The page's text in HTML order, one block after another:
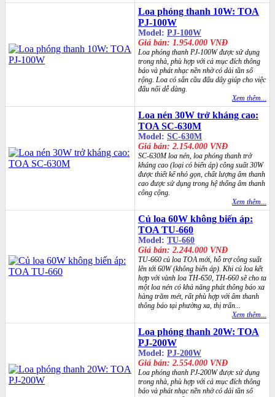
Loa phóng thanh 10W: TOA
PJ-100W
Model: PJ-100W
Giá bán: 1.954.000 VNĐ
Loa phóng thanh PJ-100W được sử dụng
trong nhà, phù hợp với cả mục đích thông
báo và phát nhạc nền nhờ có dải tần số
rộng. Loa có sẵn cầu đấu dây giúp cho việc
đấu nối dễ dàng.
Xem thêm...
Loa nén 30W trở kháng cao:
TOA SC-630M
Model: SC-630M
Giá bán: 2.154.000 VNĐ
SC-630M loa nén, loa phóng thanh trở
kháng cao (loại có biến áp) công suất 30W
được thiết kế nhỏ gọn, chất lượng âm thanh
cao được sử dụng trong hệ thống âm thanh
công cộng.
Xem thêm...
Củ loa 60W không biến áp:
TOA TU-660
Model: TU-660
Giá bán: 2.244.000 VNĐ
TU-660 củ loa TOA mới, hỗ trợ công suất
lên tới 60W (không biến áp). Khi củ loa kết
hợp với vành loa TH-650, TH-660 sẽ cho ta
một loa nén có khả năng phát thông báo xa
hàng trăm mét, rất phù hợp với âm thanh
thông báo tại phường xa, thị trấn...
Xem thêm...
Loa phóng thanh 20W: TOA
PJ-200W
Model: PJ-200W
Giá bán: 2.554.000 VNĐ
Loa phóng thanh PJ-200W được sử dụng
trong nhà, phù hợp với cả mục đích thông
báo và phát nhạc nền nhờ có dải tần số